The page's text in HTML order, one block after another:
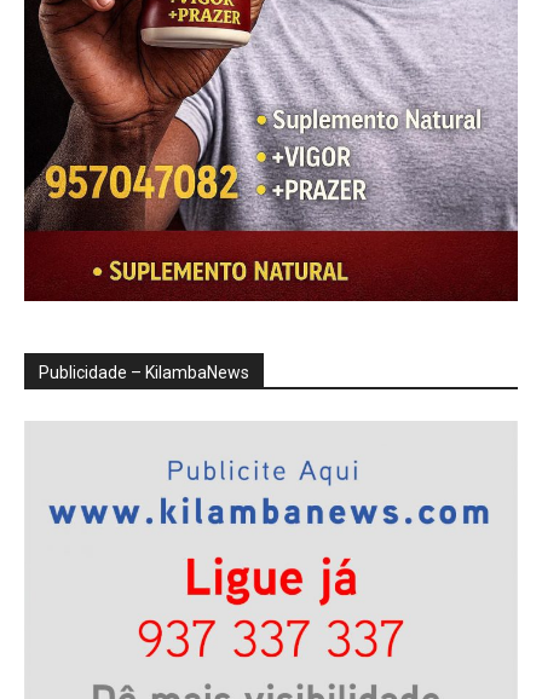
Publicidade – KilambaNews